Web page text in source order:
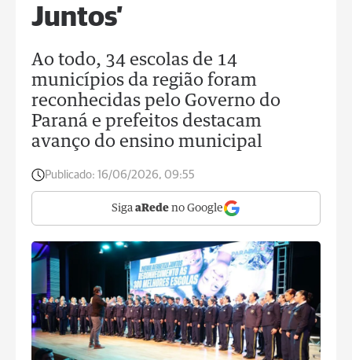
Juntos’
Ao todo, 34 escolas de 14
municípios da região foram
reconhecidas pelo Governo do
Paraná e prefeitos destacam
avanço do ensino municipal
Publicado: 16/06/2026, 09:55
Siga aRede no Google